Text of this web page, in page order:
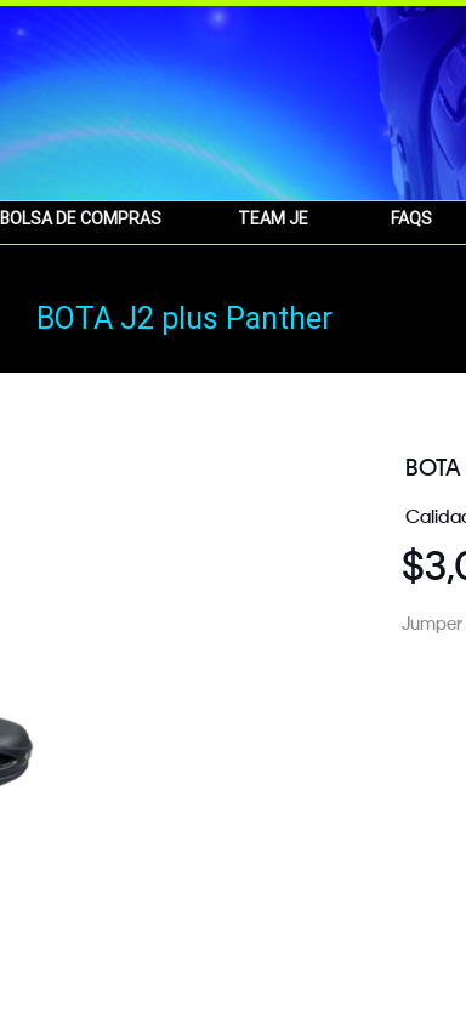
BOLSA DE COMPRAS TEAM JE FAQS
BOTA J2 plus Panther
Jumper